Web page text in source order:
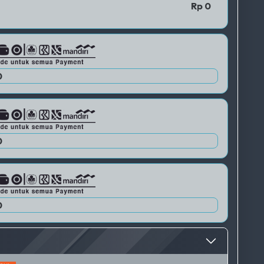
Rp 0QRIS 1
QRIS 2
QRIS 3